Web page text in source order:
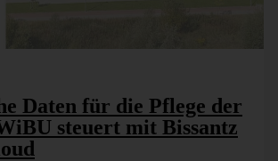
Daten für die Pflege der
steuert mit Bissantz